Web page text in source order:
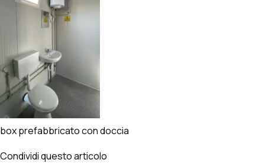
box prefabbricato con doccia
Condividi questo articolo